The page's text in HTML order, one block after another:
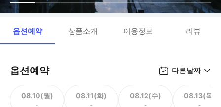
옵션예약 상품소개 이용정보 리뷰
옵션예약 다른날짜
08.10(월)
-
08.11(화)
-
08.12(수)
-
08.13(목)
-